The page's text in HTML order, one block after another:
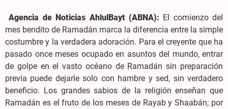
Agencia de Noticias AhlulBayt (ABNA): El comienzo del
mes bendito de Ramadán marca la diferencia entre la simple
costumbre y la verdadera adoración. Para el creyente que ha
pasado once meses ocupado en asuntos del mundo, entrar
de golpe en el vasto océano de Ramadán sin preparación
previa puede dejarle solo con hambre y sed, sin verdadero
beneficio. Los grandes sabios de la religión enseñan que
Ramadán es el fruto de los meses de Rayab y Shaabán; por